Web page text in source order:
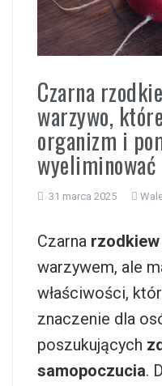
Czarna
warzywo,
organizm i
31 marca 2025
Czarna rzodkiew
warzywem, ale
właściwości,
znaczenie dla
poszukujących
samopoczucia.